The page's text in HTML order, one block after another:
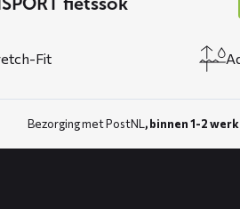
Fit
Bezorging met PostNL, binnen 1-2